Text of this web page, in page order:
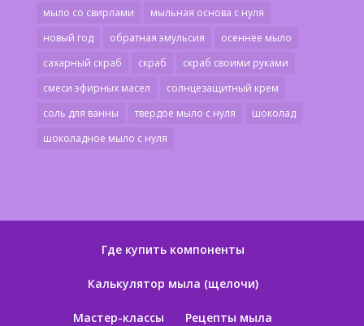
мыло со свирлами
мыльная основа с нуля
новый год
обратная эмульсия
осеннее мыло
сахарный скраб
скраб
скраб своими руками
смеси эфирных масел
солнцезащитный крем
соль для ванны
твердое мыло с нуля
шоколад
шоколадное мыло с нуля
Где купить компоненты
Калькулятор мыла (щелочи)
Мастер-классы Рецепты мыла